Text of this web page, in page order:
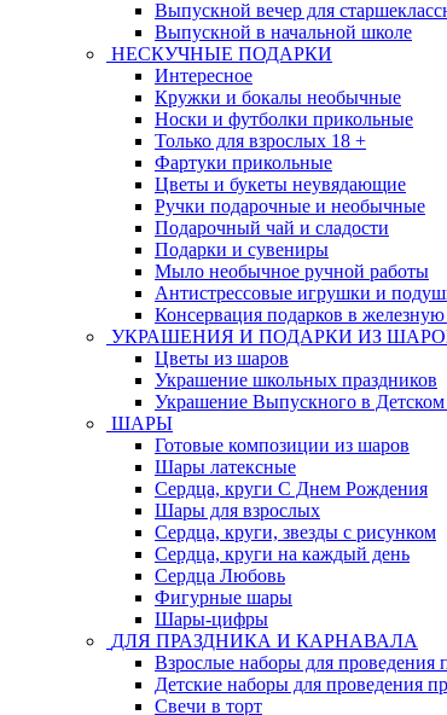
Выпускной вечер для
Выпускной в начальной школе
НЕСКУЧНЫЕ ПОДАРКИ
Интересное
Кружки и бокалы необычные
Носки и футболки прикольные
Только для взрослых 18 +
Фартуки прикольные
Цветы и букеты неувядающие
Ручки подарочные и необычные
Подарочный чай и сладости
Подарки и сувениры
Мыло необычное ручной работы
Антистрессовые игрушки и
Консервация подарков в
УКРАШЕНИЯ И ПОДАРКИ ИЗ
Цветы из шаров
Украшение школьных праздников
Украшение Выпускного в Детском
ШАРЫ
Готовые композиции из шаров
Шары латексные
Сердца, круги С Днем Рождения
Шары для взрослых
Сердца, круги, звезды с рисунком
Сердца, круги на каждый день
Сердца Любовь
Фигурные шары
Шары-цифры
ДЛЯ ПРАЗДНИКА И КАРНАВАЛА
Взрослые наборы для проведения
Детские наборы для проведения
Свечи в торт